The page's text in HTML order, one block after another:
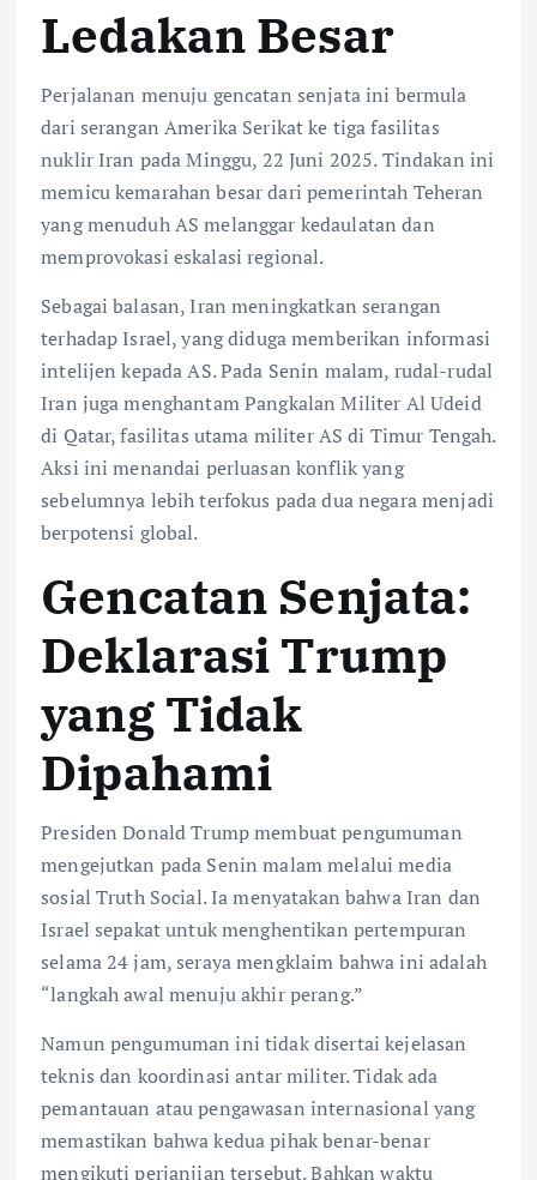
Ledakan Besar
Perjalanan menuju gencatan senjata ini bermula
dari serangan Amerika Serikat ke tiga fasilitas
nuklir Iran pada Minggu, 22 Juni 2025. Tindakan ini
memicu kemarahan besar dari pemerintah Teheran
yang menuduh AS melanggar kedaulatan dan
memprovokasi eskalasi regional.
Sebagai balasan, Iran meningkatkan serangan
terhadap Israel, yang diduga memberikan informasi
intelijen kepada AS. Pada Senin malam, rudal-rudal
Iran juga menghantam Pangkalan Militer Al Udeid
di Qatar, fasilitas utama militer AS di Timur Tengah.
Aksi ini menandai perluasan konflik yang
sebelumnya lebih terfokus pada dua negara menjadi
berpotensi global.
Gencatan Senjata:
Deklarasi Trump
yang Tidak
Dipahami
Presiden Donald Trump membuat pengumuman
mengejutkan pada Senin malam melalui media
sosial Truth Social. Ia menyatakan bahwa Iran dan
Israel sepakat untuk menghentikan pertempuran
selama 24 jam, seraya mengklaim bahwa ini adalah
“langkah awal menuju akhir perang.”
Namun pengumuman ini tidak disertai kejelasan
teknis dan koordinasi antar militer. Tidak ada
pemantauan atau pengawasan internasional yang
memastikan bahwa kedua pihak benar-benar
mengikuti perjanjian tersebut. Bahkan waktu